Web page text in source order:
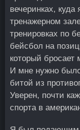
вечеринках, куда
тренажерном
тренировках по
бейсбол на
который бросает
И мне нужно
битой из
Уверен, почти
спорта в